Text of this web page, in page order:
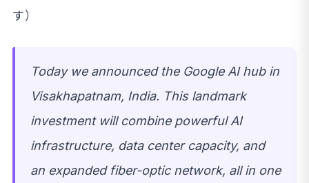
す）
Today we announced the Google AI hub in
Visakhapatnam, India. This landmark
investment will combine powerful AI
infrastructure, data center capacity, and
an expanded fiber-optic network, all in one